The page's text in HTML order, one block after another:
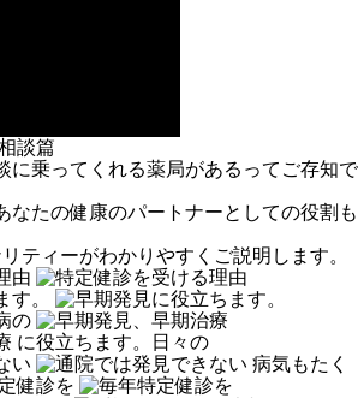
に乗ってくれる薬局があるってご存知で
なたの健康のパートナーとしての役割も
ティーがわかりやすくご説明します。
の
に役立ちます。
日々の
病気もたく